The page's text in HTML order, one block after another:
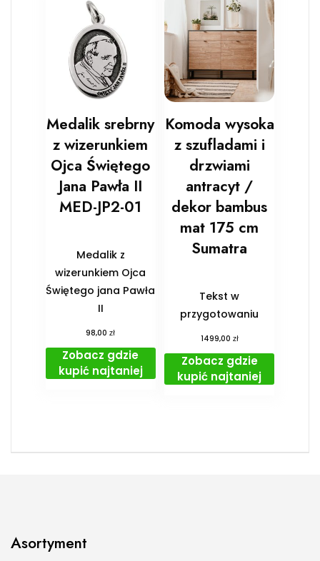
Medalik srebrny
z wizerunkiem
Ojca Świętego
Jana Pawła II
MED-JP2-01
Medalik z
wizerunkiem Ojca
Świętego jana Pawła
II
98,00zł
Zobacz gdzie
kupić najtaniej
Komoda wysoka
z szufladami i
drzwiami
antracyt /
dekor bambus
mat 175 cm
Sumatra
Tekst w
przygotowaniu
1499,00 zł
Zobacz gdzie
kupić najtaniej
Asortyment